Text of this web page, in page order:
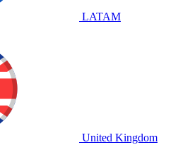
LATAM
United Kingdom